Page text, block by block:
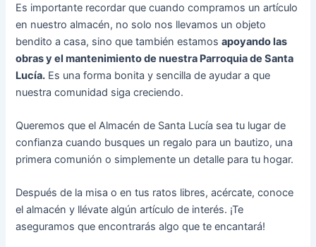
Es importante recordar que cuando compramos un artículo
en nuestro almacén, no solo nos llevamos un objeto
bendito a casa, sino que también estamosapoyando las
obras y el mantenimiento de nuestra Parroquia de Santa
Lucía. Es una forma bonita y sencilla de ayudar a que
nuestra comunidad siga creciendo.
Queremos que el Almacén de Santa Lucía sea tu lugar de
confianza cuando busques un regalo para un bautizo, una
primera comunión o simplemente un detalle para tu hogar.
Después de la misa o en tus ratos libres, acércate, conoce
el almacén y llévate algún artículo de interés. ¡Te
aseguramos que encontrarás algo que te encantará!